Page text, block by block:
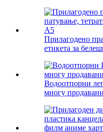
Прилагодено
етикета за
Водоотпорни
многу